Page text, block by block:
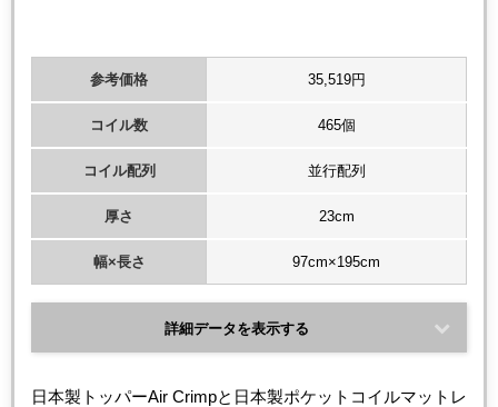
参考価格 35,519円
コイル数 465個
コイル配列 並行配列
厚さ 23cm
幅×長さ 97cm×195cm
詳細データを表示する
日本製トッパーAir Crimpと日本製ポケットコイルマットレ